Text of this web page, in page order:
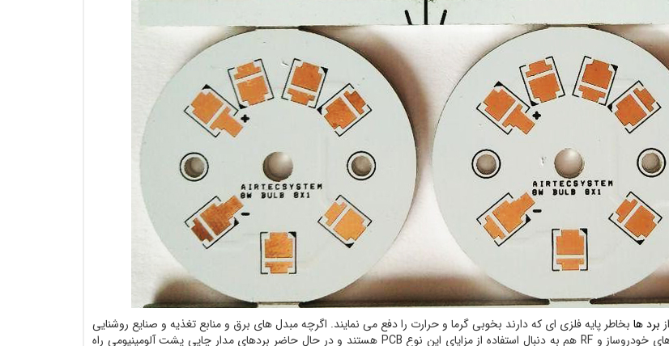
برد ها بخاطر پایه فلزی ای که دارند بخوبی گرما و حرارت را دفع می نمایند. اگرچه مبدل های برق و منابع تغذیه و صنایع روشنایی
LED از بزرگ ترین مصرف کنندگان این نوع مدار چاپی هستند اما شرکت های خودروساز و RF هم به دنبال استفاده از مزایای این نوع PCB هستند و در حال حاضر بردهای مدار چاپی پشت آلومینیومی راه